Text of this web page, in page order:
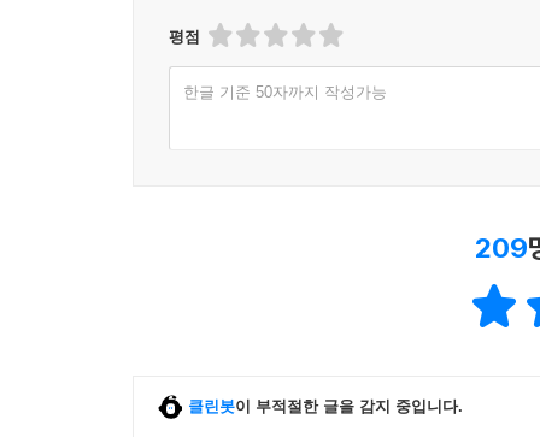
평점
한글 기준 50자까지 작성가능
209
클린봇이 부적절한 글을 감지 중입니다.